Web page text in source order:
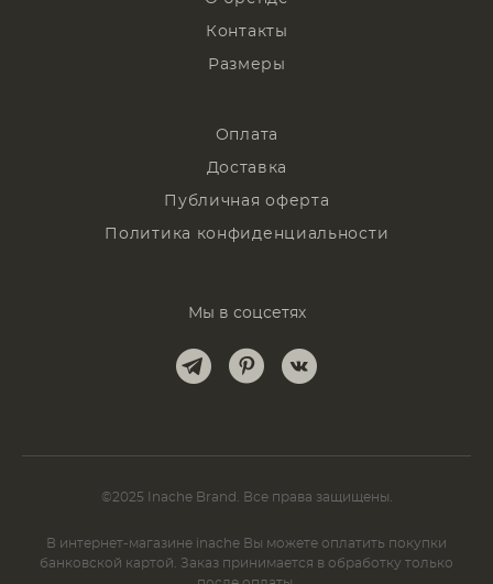
Контакты
Размеры
Оплата
Доставка
Публичная оферта
Политика конфиденциальности
Мы в соцсетях
©2025 Inache Brand. Все права защищены.
В интернет-магазине inache Вы можете оплатить покупки
банковской картой. Заказ принимается в обработку только